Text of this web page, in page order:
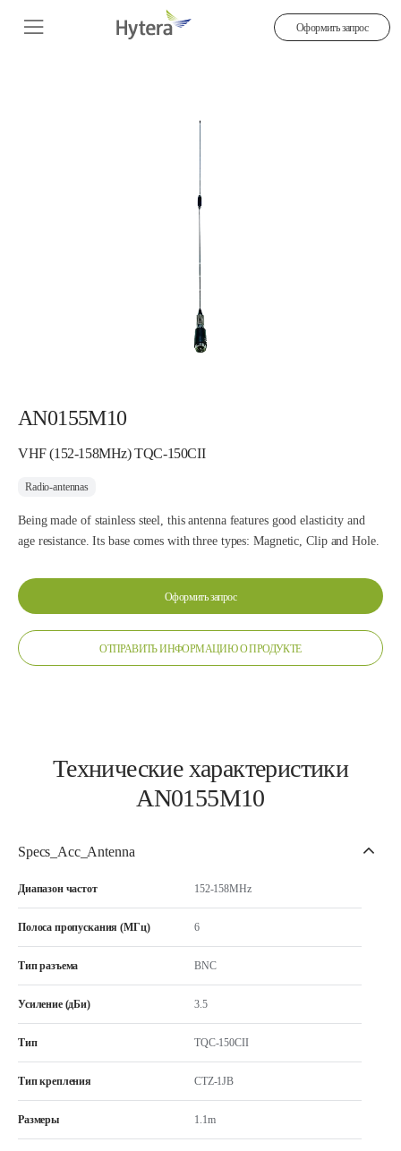
Оформить запрос
AN0155M10
VHF (152-158MHz) TQC-150CII
Radio-antennas
Being made of stainless steel, this antenna features good elasticity and
age resistance. Its base comes with three types: Magnetic, Clip and Hole.
Оформить запрос
ОТПРАВИТЬ ИНФОРМАЦИЮ О ПРОДУКТЕ
Технические характеристики
AN0155M10
Specs_Acc_Antenna
Диапазон частот 152-158MHz
Полоса пропускания (МГц) 6
Тип разъема BNC
Усиление (дБи) 3.5
Тип TQC-150CII
Тип крепления CTZ-1JB
Размеры 1.1m